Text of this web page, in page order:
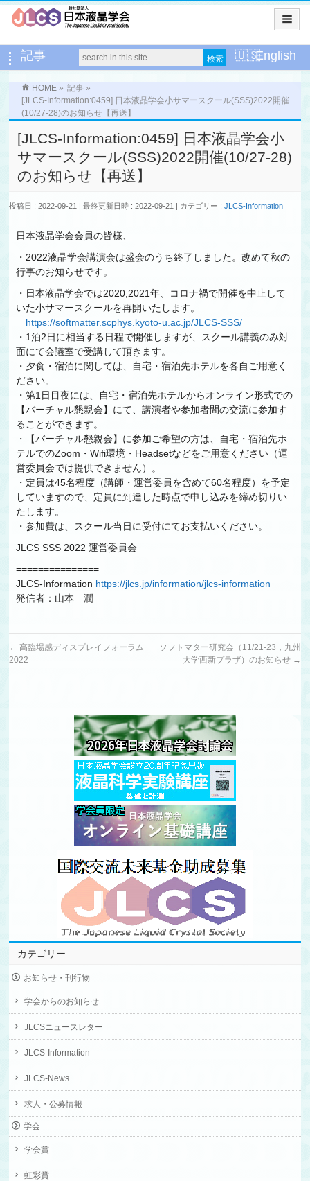
記事 English
HOME » 記事 »
[JLCS-Information:0459] 日本液晶学会小サマースクール(SSS)2022開催
(10/27-28)のお知らせ【再送】
[JLCS-Information:0459] 日本液晶学会小
サマースクール(SSS)2022開催(10/27-28)
のお知らせ【再送】
投稿日 : 2022-09-21 最終更新日時 : 2022-09-21 カテゴリー :JLCS-Information
日本液晶学会会員の皆様、
・2022液晶学会講演会は盛会のうち終了しました。改めて秋の
行事のお知らせです。
・日本液晶学会では2020,2021年、コロナ禍で開催を中止して
いた小サマースクールを再開いたします。
https://softmatter.scphys.kyoto-u.ac.jp/JLCS-SSS/
・1泊2日に相当する日程で開催しますが、スクール講義のみ対
面にて会議室で受講して頂きます。
・夕食・宿泊に関しては、自宅・宿泊先ホテルを各自ご用意く
ださい。
・第1日目夜には、自宅・宿泊先ホテルからオンライン形式での
【バーチャル懇親会】にて、講演者や参加者間の交流に参加す
ることができます。
・【バーチャル懇親会】に参加ご希望の方は、自宅・宿泊先ホ
テルでのZoom・Wifi環境・Headsetなどをご用意ください（運
営委員会では提供できません）。
・定員は45名程度（講師・運営委員を含めて60名程度）を予定
していますので、定員に到達した時点で申し込みを締め切りい
たします。
・参加費は、スクール当日に受付にてお支払いください。
JLCS SSS 2022 運営委員会
===============
JLCS-Information https://jlcs.jp/information/jlcs-information
発信者：山本 潤
← 高臨場感ディスプレイフォーラム
2022
ソフトマター研究会（11/21-23，九州
大学西新プラザ）のお知らせ →
カテゴリー
お知らせ・刊行物
学会からのお知らせ
JLCSニュースレター
JLCS-Information
JLCS-News
求人・公募情報
学会
学会賞
虹彩賞